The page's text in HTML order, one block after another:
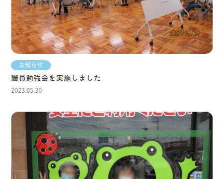
お知らせ
職員勉強会を実施しました
2023.05.30